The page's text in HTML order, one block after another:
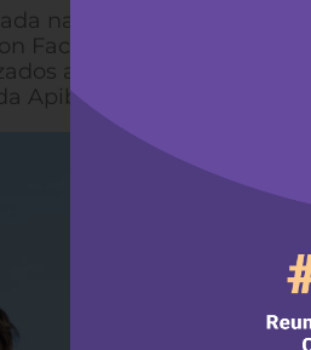
na próxima quarta-
Fachin, e após será
acompanhando,
Apib, Samara Pataxó.